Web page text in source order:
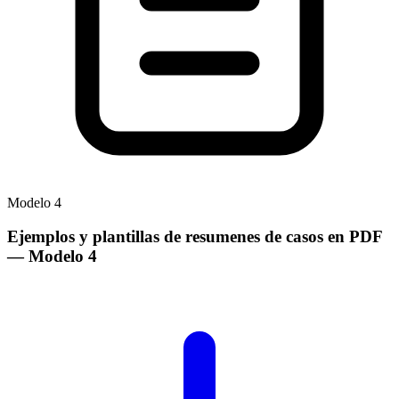
Modelo 4
Ejemplos y plantillas de resumenes de casos en PDF
— Modelo 4